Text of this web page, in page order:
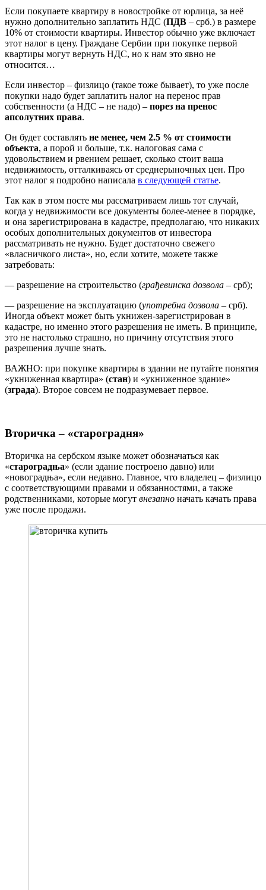
Если покупаете квартиру в новостройке от юрлица, за неё
нужно дополнительно заплатить НДС (ПДВ – срб.) в размере
10% от стоимости квартиры. Инвестор обычно уже включает
этот налог в цену. Граждане Сербии при покупке первой
квартиры могут вернуть НДС, но к нам это явно не
относится…
Если инвестор – физлицо (такое тоже бывает), то уже после
покупки надо будет заплатить налог на перенос прав
собственности (а НДС – не надо) – порез на пренос
апсолутних права.
Он будет составлять не менее, чем 2.5 % от стоимости
объекта, а порой и больше, т.к. налоговая сама с
удовольствием и рвением решает, сколько стоит ваша
недвижимость, отталкиваясь от среднерыночных цен. Про
этот налог я подробно написала в следующей статье.
Так как в этом посте мы рассматриваем лишь тот случай,
когда у недвижимости все документы более-менее в порядке,
и она зарегистрирована в кадастре, предполагаю, что никаких
особых дополнительных документов от инвестора
рассматривать не нужно. Будет достаточно свежего
«власничкого листа», но, если хотите, можете также
затребовать:
— разрешение на строительство (грађевинска дозвола – срб);
— разрешение на эксплуатацию (употребна дозвола – срб).
Иногда объект может быть укнижен-зарегистрирован в
кадастре, но именно этого разрешения не иметь. В принципе,
это не настолько страшно, но причину отсутствия этого
разрешения лучше знать.
ВАЖНО: при покупке квартиры в здании не путайте понятия
«укниженная квартира» (стан) и «укниженное здание»
(зграда). Второе совсем не подразумевает первое.
Вторичка – «староградня»
Вторичка на сербском языке может обозначаться как
«староградња» (если здание построено давно) или
«новоградња», если недавно. Главное, что владелец – физлицо
с соответствующими правами и обязанностями, а также
родственниками, которые могут внезапно начать качать права
уже после продажи.